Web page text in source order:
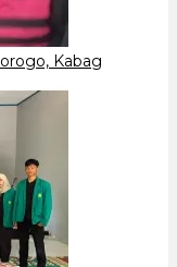
Kabag